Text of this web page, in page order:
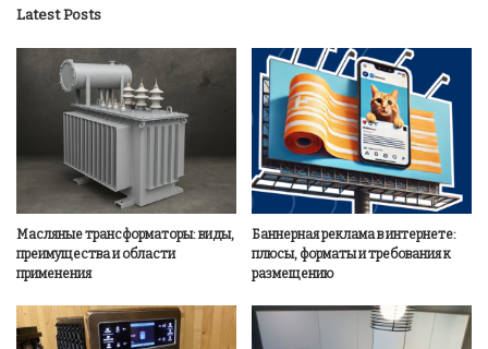
Latest Posts
Масляные трансформаторы: виды,
преимущества и области
применения
Баннерная реклама в интернете:
плюсы, форматы и требования к
размещению